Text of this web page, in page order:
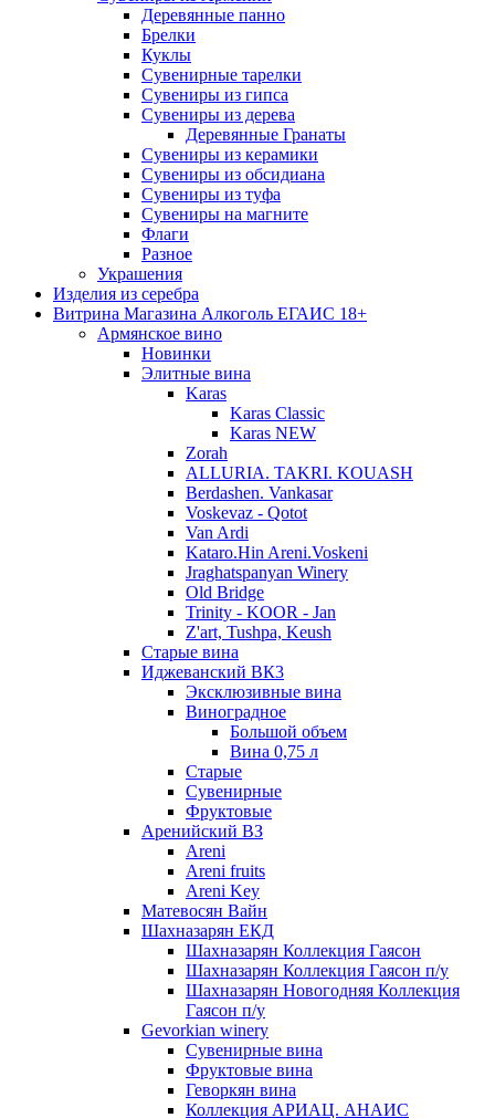
Деревянные панно
Брелки
Куклы
Сувенирные тарелки
Сувениры из гипса
Сувениры из дерева
Деревянные Гранаты
Сувениры из керамики
Сувениры из обсидиана
Сувениры из туфа
Сувениры на магните
Флаги
Разное
Украшения
Изделия из серебра
Витрина Магазина Алкоголь ЕГАИС 18+
Армянское вино
Новинки
Элитные вина
Karas
Karas Classic
Karas NEW
Zorah
ALLURIA. TAKRI. KOUASH
Berdashen. Vankasar
Voskevaz - Qotot
Van Ardi
Kataro.Hin Areni.Voskeni
Jraghatspanyan Winery
Old Bridge
Trinity - KOOR - Jan
Z'art, Tushpa, Keush
Старые вина
Иджеванский ВК3
Эксклюзивные вина
Виноградное
Большой объем
Вина 0,75 л
Старые
Сувенирные
Фруктовые
Аренийский ВЗ
Areni
Areni fruits
Areni Key
Матевосян Вайн
Шахназарян ЕКД
Шахназарян Коллекция Гаясон
Шахназарян Коллекция Гаясон п/у
Шахназарян Новогодняя Коллекция
Гаясон п/у
Gevorkian winery
Сувенирные вина
Фруктовые вина
Геворкян вина
Коллекция АРИАЦ. АНАИС